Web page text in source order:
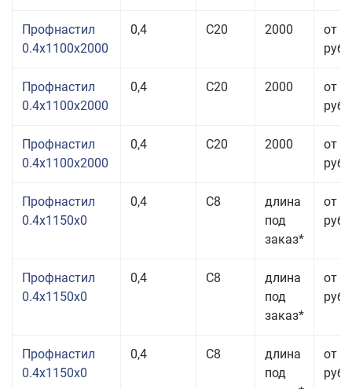
Профнастил
0.4x1100x2000
0,4 С20 2000
от
руб.
Профнастил
0.4x1100x2000
0,4 С20 2000
от
руб.
Профнастил
0.4x1100x2000
0,4 С20 2000
от
руб.
Профнастил
0.4x1150x0
0,4 С8
длина
под
заказ*
от
руб.
Профнастил
0.4x1150x0
0,4 С8
длина
под
заказ*
от
руб.
Профнастил
0.4x1150x0
0,4 С8
длина
под
от
руб.